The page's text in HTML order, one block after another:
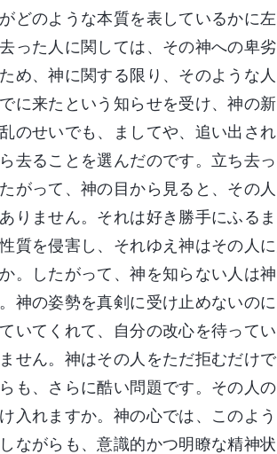
どのような本質を表しているかに
った人に関しては、その神への卑
め、神に関する限り、そのような
に来たという知らせを受け、神の
のせいでも、ましてや、追い出さ
去ることを選んだのです。立ち去
がって、神の目から見ると、その
りません。それは好き勝手にふる
質を侵害し、それゆえ神はその人
。したがって、神を知らない人は
神の姿勢を真剣に受け止めないの
いてくれて、自分の改心を待って
せん。神はその人をただ拒むだけ
も、さらに酷い問題です。その人
入れますか。神の心では、このよ
ながらも、意識的かつ明瞭な精神